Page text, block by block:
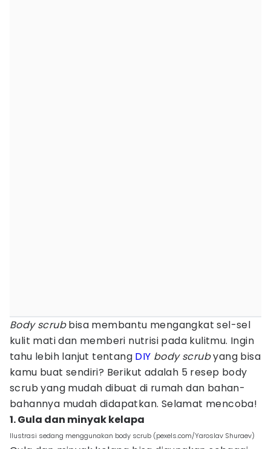
Body scrubbisa membantu mengangkat sel-sel
kulit mati dan memberi nutrisi pada kulitmu. Ingin
tahu lebih lanjut tentang DIY body scrubyang bisa
kamu buat sendiri? Berikut adalah 5 resep body
scrub yang mudah dibuat di rumah dan bahan-
bahannya mudah didapatkan. Selamat mencoba!
1. Gula dan minyak kelapa
Ilustrasi sedang menggunakan body scrub (pexels.com/Yaroslav Shuraev)